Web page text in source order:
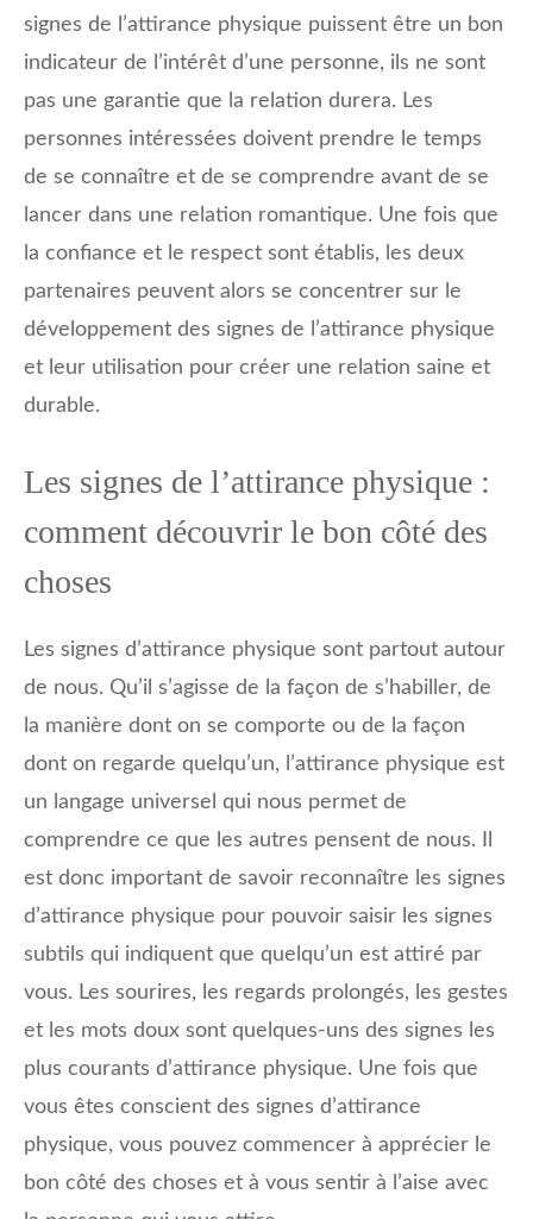
signes de l’attirance physique puissent être un bon
indicateur de l’intérêt d’une personne, ils ne sont
pas une garantie que la relation durera. Les
personnes intéressées doivent prendre le temps
de se connaître et de se comprendre avant de se
lancer dans une relation romantique. Une fois que
la confiance et le respect sont établis, les deux
partenaires peuvent alors se concentrer sur le
développement des signes de l’attirance physique
et leur utilisation pour créer une relation saine et
durable.
Les signes de l’attirance physique :
comment découvrir le bon côté des
choses
Les signes d’attirance physique sont partout autour
de nous. Qu’il s’agisse de la façon de s’habiller, de
la manière dont on se comporte ou de la façon
dont on regarde quelqu’un, l’attirance physique est
un langage universel qui nous permet de
comprendre ce que les autres pensent de nous. Il
est donc important de savoir reconnaître les signes
d’attirance physique pour pouvoir saisir les signes
subtils qui indiquent que quelqu’un est attiré par
vous. Les sourires, les regards prolongés, les gestes
et les mots doux sont quelques-uns des signes les
plus courants d’attirance physique. Une fois que
vous êtes conscient des signes d’attirance
physique, vous pouvez commencer à apprécier le
bon côté des choses et à vous sentir à l’aise avec